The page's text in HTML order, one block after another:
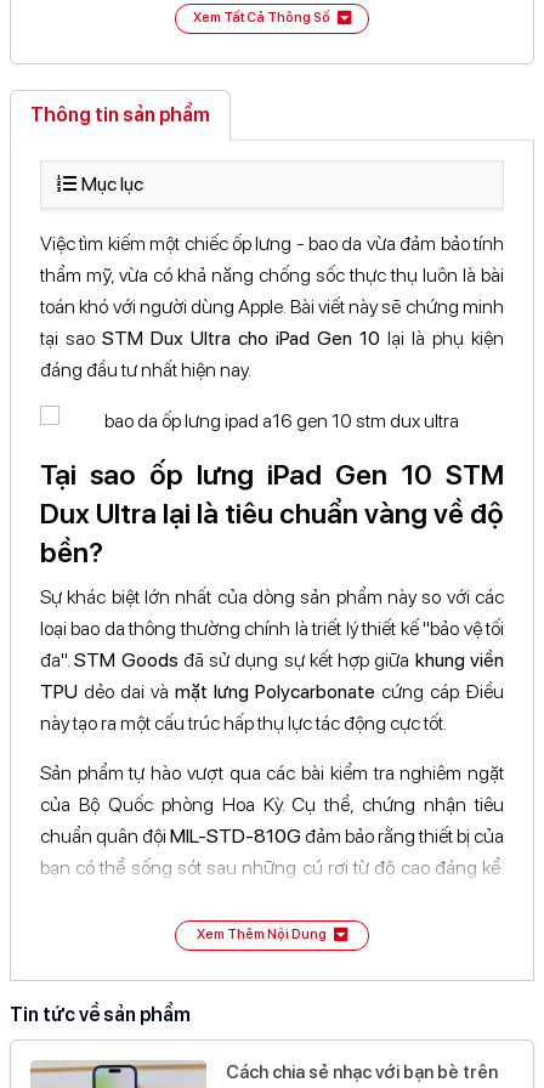
Xem Tất Cả Thông Số
Thông tin sản phẩm
Mục lục
Việc tìm kiếm một chiếc ốp lưng - bao da vừa đảm bảo tính
thẩm mỹ, vừa có khả năng chống sốc thực thụ luôn là bài
toán khó với người dùng Apple. Bài viết này sẽ chứng minh
tại sao STM Dux Ultra cho iPad Gen 10 lại là phụ kiện
đáng đầu tư nhất hiện nay.
Tại sao ốp lưng iPad Gen 10 STM
Dux Ultra lại là tiêu chuẩn vàng về độ
bền?
Sự khác biệt lớn nhất của dòng sản phẩm này so với các
loại bao da thông thường chính là triết lý thiết kế "bảo vệ tối
đa".STM Goods đã sử dụng sự kết hợp giữa khung viền
TPU dẻo dai và mặt lưng Polycarbonate cứng cáp. Điều
này tạo ra một cấu trúc hấp thụ lực tác động cực tốt.
Sản phẩm tự hào vượt qua các bài kiểm tra nghiêm ngặt
của Bộ Quốc phòng Hoa Kỳ. Cụ thể, chứng nhận tiêu
chuẩn quân đội MIL-STD-810G đảm bảo rằng thiết bị của
bạn có thể sống sót sau những cú rơi từ độ cao đáng kể.
toàn an tâm vì các góc của ốp đã được gia cố bằng công
Xem Thêm Nội Dung
Tin tức về sản phẩm
Cách chia sẻ nhạc với bạn bè trên